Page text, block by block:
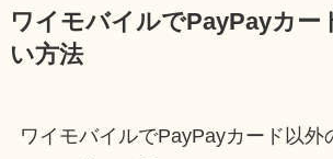
ワイモバイルでPayPayカー
い方法
ワイモバイルでPayPayカード以外